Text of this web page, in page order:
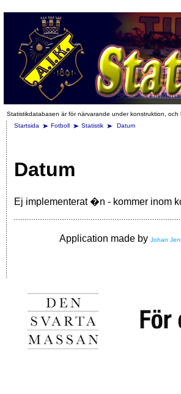
Statistikdatabasen är för närvarande under konstruktion,
Startsida
Fotboll Statistik Datum
Datum
Ej implementerat �n - kommer inom
Application made by Johan